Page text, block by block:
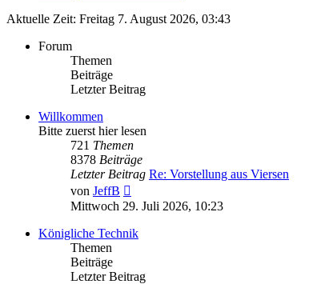
Aktuelle Zeit: Freitag 7. August 2026, 03:43
Forum
Themen
Beiträge
Letzter Beitrag
Willkommen
Bitte zuerst hier lesen
721 Themen
8378 Beiträge
Letzter Beitrag Re: Vorstellung aus Viersen
von JeffB
Beitrag
Mittwoch 29. Juli 2026, 10:23
Königliche Technik
Themen
Beiträge
Letzter Beitrag